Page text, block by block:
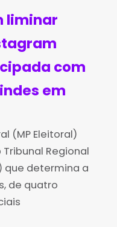
liminar
com
em
(MP Eleitoral)
Regional
que determina a
de quatro